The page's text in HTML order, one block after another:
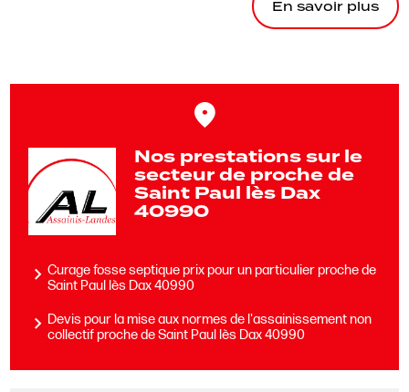
En savoir plus
Nos prestations sur le
secteur de proche de
Saint Paul lès Dax
40990
Curage fosse septique prix pour un particulier proche de
Saint Paul lès Dax 40990
Devis pour la mise aux normes de l'assainissement non
collectif proche de Saint Paul lès Dax 40990